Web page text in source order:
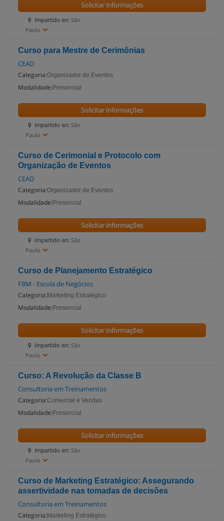
Impartido en: São
Paulo
Solicitar informações
Curso para Mestre de Cerimônias
CEAD
Categoria:Organizador de Eventos
Modalidade: Presencial
Impartido en: São
Paulo
Solicitar informações
Curso de Cerimonial e Protocolo com
Organização de Eventos
CEAD
Categoria:Organizador de Eventos
Modalidade: Presencial
Impartido en: São
Paulo
Solicitar informações
Curso de Planejamento Estratégico
FBM - Escola de Negócios
Categoria: Marketing Estratégico
Modalidade: Presencial
Impartido en: São
Paulo
Solicitar informações
Curso: A Revolução da Classe B
Consultoria em Treinamentos
Categoria:Comercial e Vendas
Modalidade: Presencial
Impartido en: São
Paulo
Solicitar informações
Curso de Marketing Estratégico: Assegurando
assertividade nas tomadas de decisões
Consultoria em Treinamentos
Categoria: Marketing Estratégico